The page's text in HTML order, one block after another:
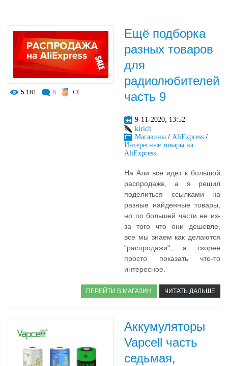
5 181 8 +3
Ещё подборка
разных товаров
для
радиолюбителей,
часть 9
9-11-2020, 13:52
kirich
Магазины / AliExpress /
Интересные товары на
AliExpress
На Али все идет к большой
распродаже, а я решил
поделиться ссылками на
разные найденные товары,
но по большей части не из-
за того что они дешевле,
все мы знаем как делаются
"распродажи", а скорее
просто показать что-то
интересное.
ПЕРЕЙТИ В МАГАЗИН ЧИТАТЬ ДАЛЬШЕ
Аккумуляторы
Vapcell часть
седьмая,